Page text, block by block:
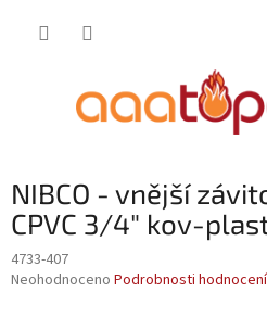
NIBCO - vnější
CPVC 3/4" kov-
4733-407
Průměrné
Neohodnoceno Podrobnosti hodnocení